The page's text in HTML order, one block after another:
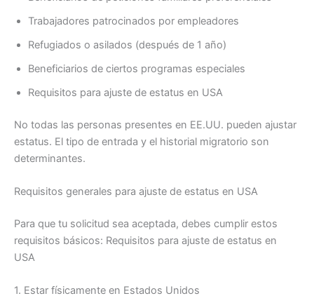
Trabajadores patrocinados por empleadores
Refugiados o asilados (después de 1 año)
Beneficiarios de ciertos programas especiales
Requisitos para ajuste de estatus en USA
No todas las personas presentes en EE.UU. pueden ajustar
estatus. El tipo de entrada y el historial migratorio son
determinantes.
Requisitos generales para ajuste de estatus en USA
Para que tu solicitud sea aceptada, debes cumplir estos
requisitos básicos: Requisitos para ajuste de estatus en
USA
1. Estar físicamente en Estados Unidos